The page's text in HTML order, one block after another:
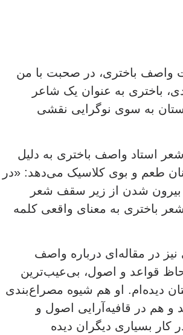
باختری، در صحبت با من
دهه ۱۳۴۰ و ۱۳۵۰ خورشیدی، باختری به عنوان یک شاعر
به سوی نوگرایی نقشی
استاد واصف باختری به دلیل
طعم و بوی کلاسیک می‌دهد: «در
بیرون شدن از زیر سقف شعر
باختری به معنای واقعی کلمه
در مقاله‌ای درباره واصف
قواعد و اصول‌، بی‌عیب‌ترین
دیده‌ام‌. او هم شیوه مصراع‌بندی
هم در قافیه‌آرایی اصول و
بسیاری دیگران دیده